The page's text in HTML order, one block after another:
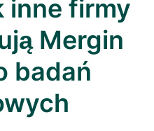
inne firmy
Mergin
badań